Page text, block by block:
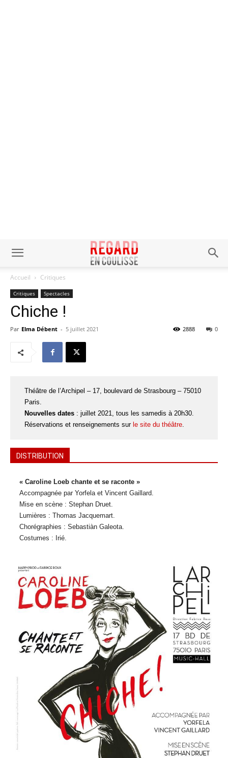
Accueil Critiques
Critiques Spectacles
Chiche !
Par Elma Débent - 5 juillet 2021 0
2888
Théâtre de l’Archipel – 17, boulevard de Strasbourg – 75010
Paris.
Nouvelles dates : juillet 2021, tous les samedis à 20h30.
Réservations et renseignements sur le site du théâtre.
DISTRIBUTION
« Caroline Loeb chante et se raconte »
Accompagnée par Yorfela et Vincent Gaillard.
Mise en scène : Stephan Druet.
Lumières : Thomas Jacquemart.
Chorégraphies : Sebastiàn Galeota.
Costumes : Irié.